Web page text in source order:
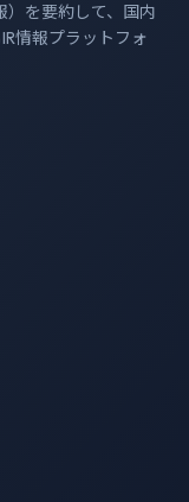
）を要約して、国内
情報プラットフォ